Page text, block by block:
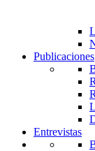
Publicaciones
Entrevistas